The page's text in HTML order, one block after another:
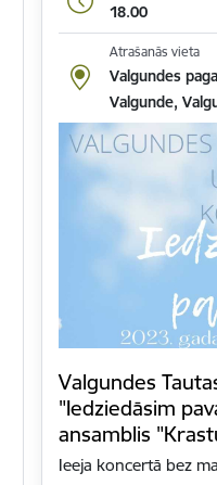
18.00
Atrašanās vieta
Valgundes
Valgunde,
Valgundes
"Iedziedāsim
ansamblis
Ieeja koncertā bez